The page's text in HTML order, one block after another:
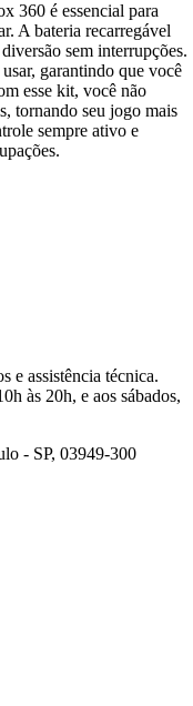
360 é essencial para
A bateria recarregável
sem interrupções.
garantindo que você
esse kit, você não
tornando seu jogo mais
sempre ativo e
e assistência técnica.
às 20h, e aos sábados,
- SP, 03949-300